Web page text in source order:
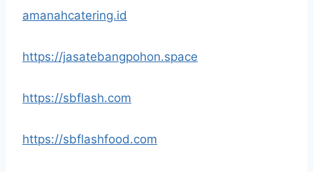
amanahcatering.id
https://jasatebangpohon.space
https://sbflash.com
https://sbflashfood.com